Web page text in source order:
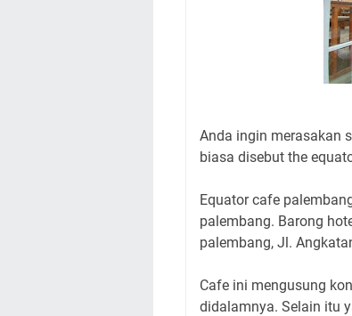
Anda ingin merasakan
biasa disebut the
Equator cafe
palembang. Barong
palembang, Jl.
Cafe ini mengusung
didalamnya. Selain itu